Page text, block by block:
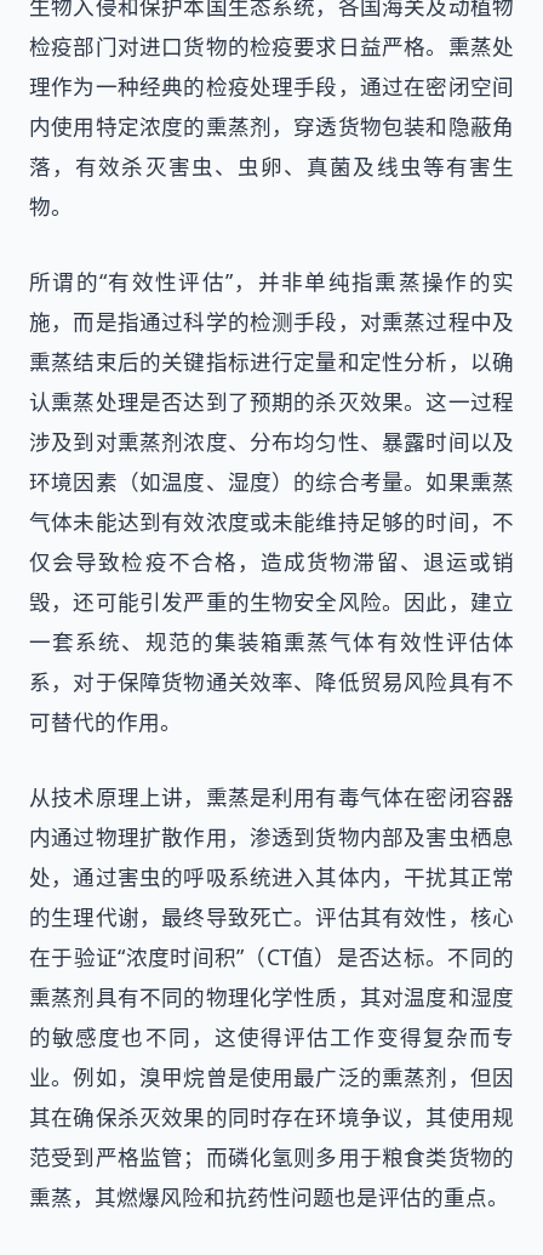
生物入侵和保护本国生态系统，各国海关及动植物
检疫部门对进口货物的检疫要求日益严格。熏蒸处
理作为一种经典的检疫处理手段，通过在密闭空间
内使用特定浓度的熏蒸剂，穿透货物包装和隐蔽角
落，有效杀灭害虫、虫卵、真菌及线虫等有害生
物。
所谓的“有效性评估”，并非单纯指熏蒸操作的实
施，而是指通过科学的检测手段，对熏蒸过程中及
熏蒸结束后的关键指标进行定量和定性分析，以确
认熏蒸处理是否达到了预期的杀灭效果。这一过程
涉及到对熏蒸剂浓度、分布均匀性、暴露时间以及
环境因素（如温度、湿度）的综合考量。如果熏蒸
气体未能达到有效浓度或未能维持足够的时间，不
仅会导致检疫不合格，造成货物滞留、退运或销
毁，还可能引发严重的生物安全风险。因此，建立
一套系统、规范的集装箱熏蒸气体有效性评估体
系，对于保障货物通关效率、降低贸易风险具有不
可替代的作用。
从技术原理上讲，熏蒸是利用有毒气体在密闭容器
内通过物理扩散作用，渗透到货物内部及害虫栖息
处，通过害虫的呼吸系统进入其体内，干扰其正常
的生理代谢，最终导致死亡。评估其有效性，核心
在于验证“浓度时间积”（CT值）是否达标。不同的
熏蒸剂具有不同的物理化学性质，其对温度和湿度
的敏感度也不同，这使得评估工作变得复杂而专
业。例如，溴甲烷曾是使用最广泛的熏蒸剂，但因
其在确保杀灭效果的同时存在环境争议，其使用规
范受到严格监管；而磷化氢则多用于粮食类货物的
熏蒸，其燃爆风险和抗药性问题也是评估的重点。